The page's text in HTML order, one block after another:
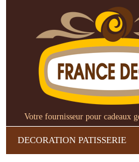
Votre fournisseur pour cadeaux
DECORATION PATISSERIE